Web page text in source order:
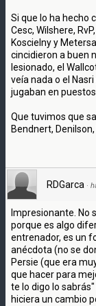
Si que lo ha hecho
Cesc, Wilshere,
Koscielny y
cincidieron a buen
lesionado, el
veía nada o el
jugaban en
Que tuvimos que
Bendnert,
RDGarca ·
Impresionante. No
porque es algo
entrenador, es un
anécdota (no se
Persie (que era
que hacer para
te lo digo lo
hiciera un cambio